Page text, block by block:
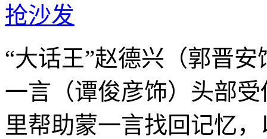
抢沙发
“大话王”赵德兴（郭晋
一言（谭俊彦饰）头部
里帮助蒙一言找回记忆